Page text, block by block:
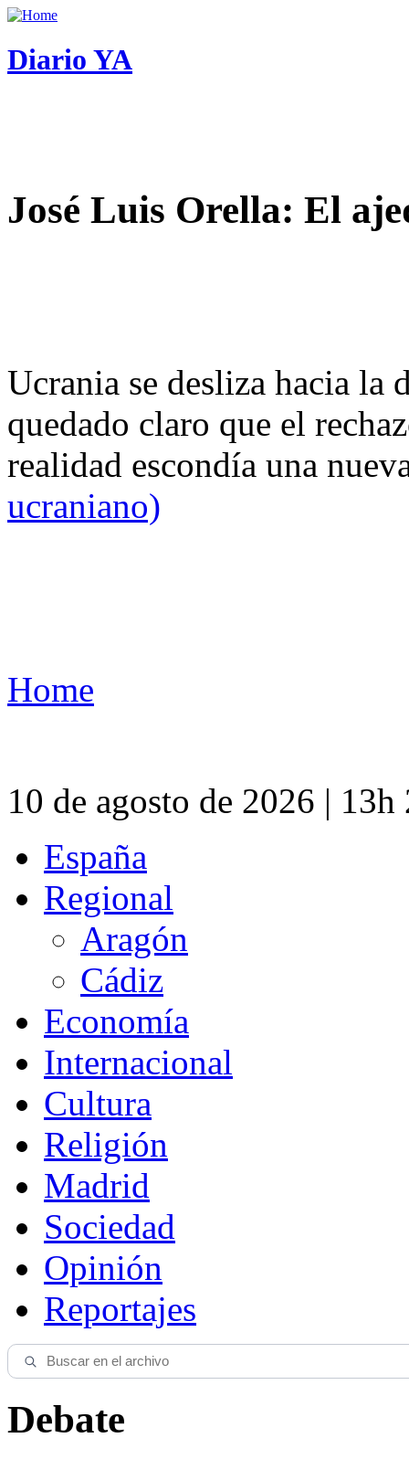
Diario YA
José Luis Orella: El
Ucrania se desliza hacia
quedado claro que el
realidad escondía una
ucraniano)
Home
10 de agosto de 2026 |
España
Regional
Aragón
Cádiz
Economía
Internacional
Cultura
Religión
Madrid
Sociedad
Opinión
Reportajes
Debate